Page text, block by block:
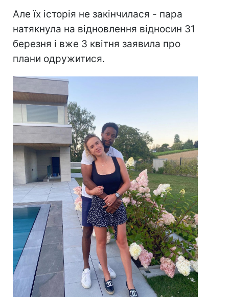
Але їх історія не закінчилася - пара
натякнула на відновлення відносин 31
березня і вже 3 квітня заявила про
плани одружитися.